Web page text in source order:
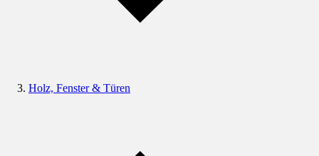
Holz, Fenster & Türen